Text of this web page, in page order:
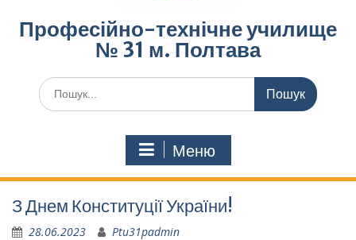
Професійно-технічне училище
№ 31 м. Полтава
Шукати:
Меню
З Днем Конституції України!
28.06.2023 Ptu31padmin